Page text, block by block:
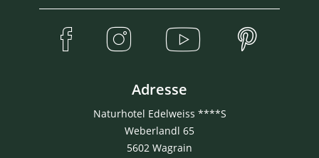
Adresse
Naturhotel Edelweiss ****S
Weberlandl 65
5602 Wagrain